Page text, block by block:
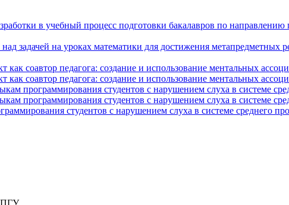
в учебный процесс подготовки бакалавров по
задачей на уроках математики для достижения метапредметных
как соавтор педагога: создание и использование ментальных
как соавтор педагога: создание и использование ментальных
программирования студентов с нарушением слуха в системе
программирования студентов с нарушением слуха в системе
студентов с нарушением слуха в системе среднего